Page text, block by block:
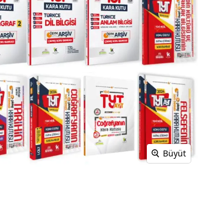
Büyüt